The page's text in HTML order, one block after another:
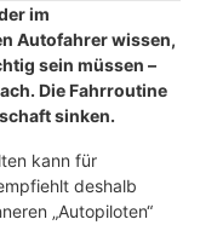
im
Autofahrer wissen,
sein müssen –
Die Fahrroutine
sinken.
kann für
deshalb
„Autopiloten“